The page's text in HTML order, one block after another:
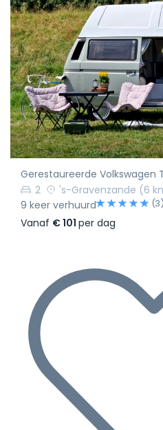
Gerestaureerde Volkswagen
2
's-Gravenzande (6
9 keer verhuurd
(3)
Vanaf € 101 per dag